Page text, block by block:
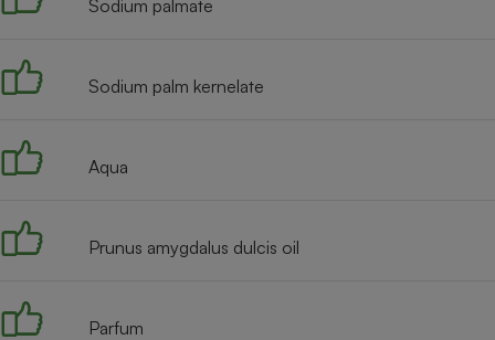
Sodium palmate
Sodium palm kernelate
Aqua
Prunus amygdalus dulcis oil
Parfum
Petit